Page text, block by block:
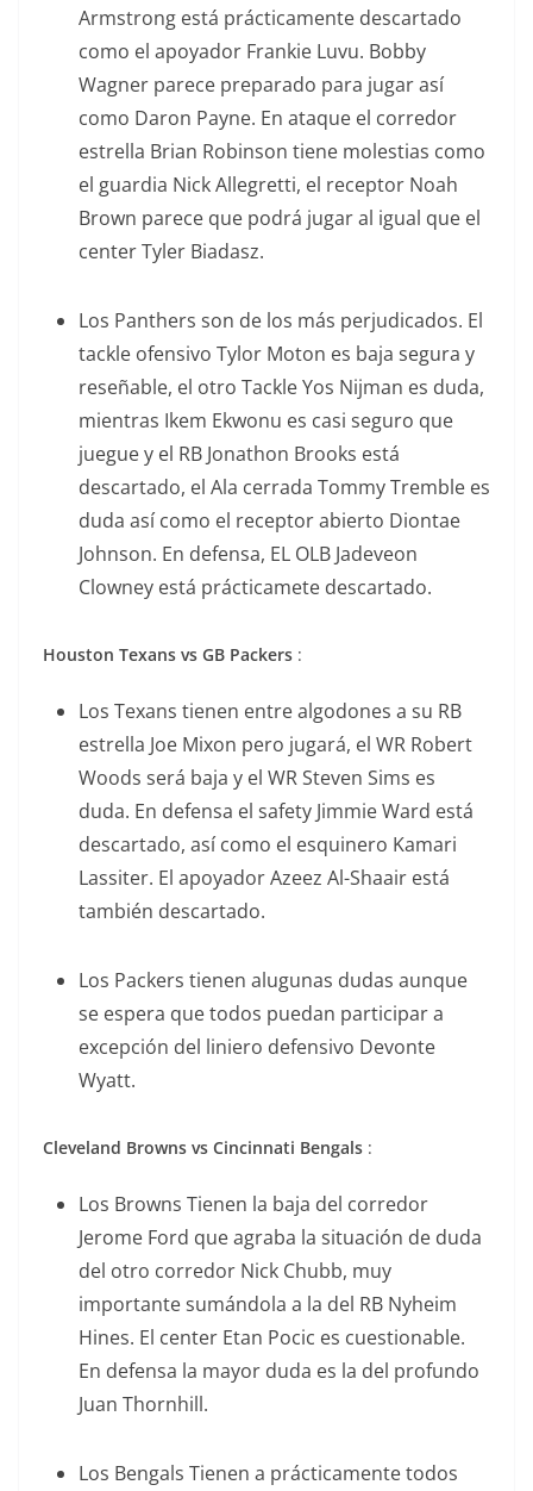
Armstrong está prácticamente descartado
como el apoyador Frankie Luvu. Bobby
Wagner parece preparado para jugar así
como Daron Payne. En ataque el corredor
estrella Brian Robinson tiene molestias como
el guardia Nick Allegretti, el receptor Noah
Brown parece que podrá jugar al igual que el
center Tyler Biadasz.
Los Panthers son de los más perjudicados. El
tackle ofensivo Tylor Moton es baja segura y
reseñable, el otro Tackle Yos Nijman es duda,
mientras Ikem Ekwonu es casi seguro que
juegue y el RB Jonathon Brooks está
descartado, el Ala cerrada Tommy Tremble es
duda así como el receptor abierto Diontae
Johnson. En defensa, EL OLB Jadeveon
Clowney está prácticamete descartado.
Houston Texans vs GB Packers :
Los Texans tienen entre algodones a su RB
estrella Joe Mixon pero jugará, el WR Robert
Woods será baja y el WR Steven Sims es
duda. En defensa el safety Jimmie Ward está
descartado, así como el esquinero Kamari
Lassiter. El apoyador Azeez Al-Shaair está
también descartado.
Los Packers tienen alugunas dudas aunque
se espera que todos puedan participar a
excepción del liniero defensivo Devonte
Wyatt.
Cleveland Browns vs Cincinnati Bengals :
Los Browns Tienen la baja del corredor
Jerome Ford que agraba la situación de duda
del otro corredor Nick Chubb, muy
importante sumándola a la del RB Nyheim
Hines. El center Etan Pocic es cuestionable.
En defensa la mayor duda es la del profundo
Juan Thornhill.
Los Bengals Tienen a prácticamente todos